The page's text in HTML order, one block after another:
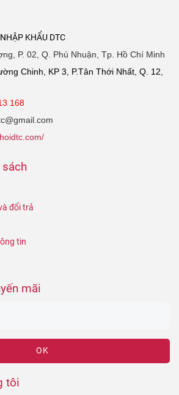
KHẨU DTC
P. 02, Q. Phú Nhuận, Tp. Hồ Chí Minh
Chinh, KP 3, P.Tân Thới Nhất, Q. 12,
168
đổi trả
tin
mãi
OK
tôi